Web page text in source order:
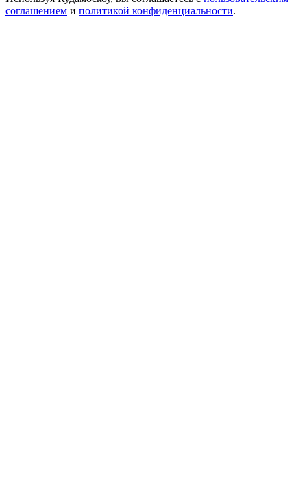
соглашением и политикой конфиденциальности.